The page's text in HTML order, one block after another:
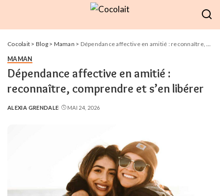
Cocolait > Blog> Maman > Dépendance affective en amitié : reconnaître, comprendre et s’en libérer
MAMAN
Dépendance affective en amitié :
reconnaître, comprendre et s’en libérer
POSTED
ALEXIA GRENDALE MAI 24, 2026